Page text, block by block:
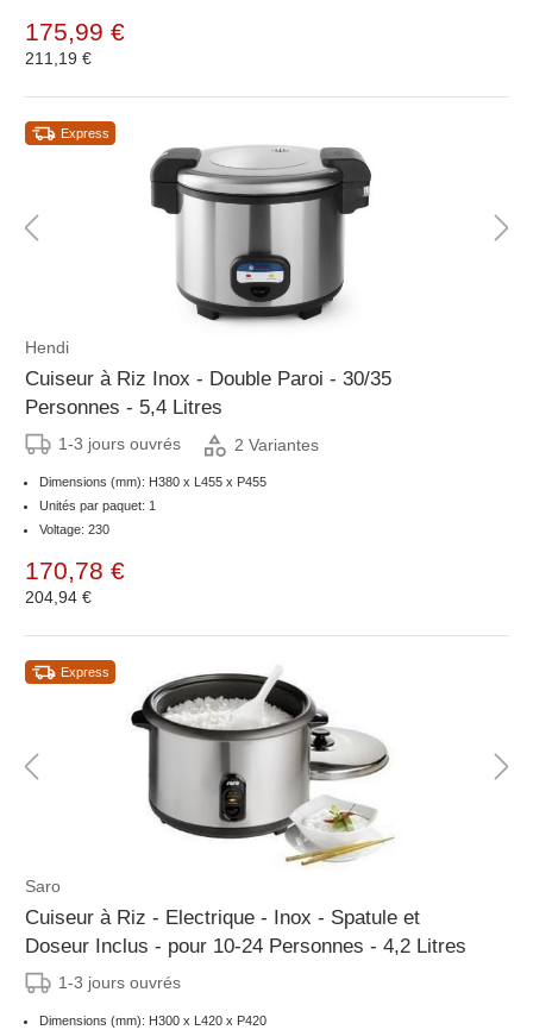
175,99 €
211,19 €
Express
Hendi
Cuiseur à Riz Inox - Double Paroi - 30/35
Personnes - 5,4 Litres
1-3 jours ouvrés 2 Variantes
Dimensions (mm): H380 x L455 x P455
Unités par paquet: 1
Voltage: 230
170,78 €
204,94 €
Express
Saro
Cuiseur à Riz - Electrique - Inox - Spatule et
Doseur Inclus - pour 10-24 Personnes - 4,2 Litres
1-3 jours ouvrés
Dimensions (mm): H300 x L420 x P420